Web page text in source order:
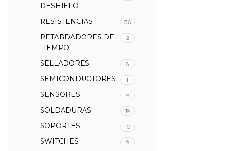
DESHIELO
RESISTENCIAS 36
RETARDADORES DE
TIEMPO
2
SELLADORES 8
SEMICONDUCTORES 1
SENSORES 9
SOLDADURAS 19
SOPORTES 10
SWITCHES 9